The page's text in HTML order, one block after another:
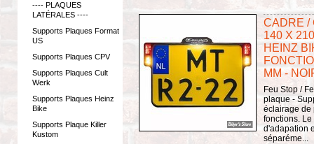
---- PLAQUES
LATÉRALES ----
Supports Plaques Format
US
Supports Plaques CPV
Supports Plaques Cult
Werk
Supports Plaques Heinz
Bike
Supports Plaque Killer
Kustom
CADRE /
140 X
HEINZ
MM -
Feu Stop /
plaque -
éclairage de
fonctions.
d'adapation
séparéme...